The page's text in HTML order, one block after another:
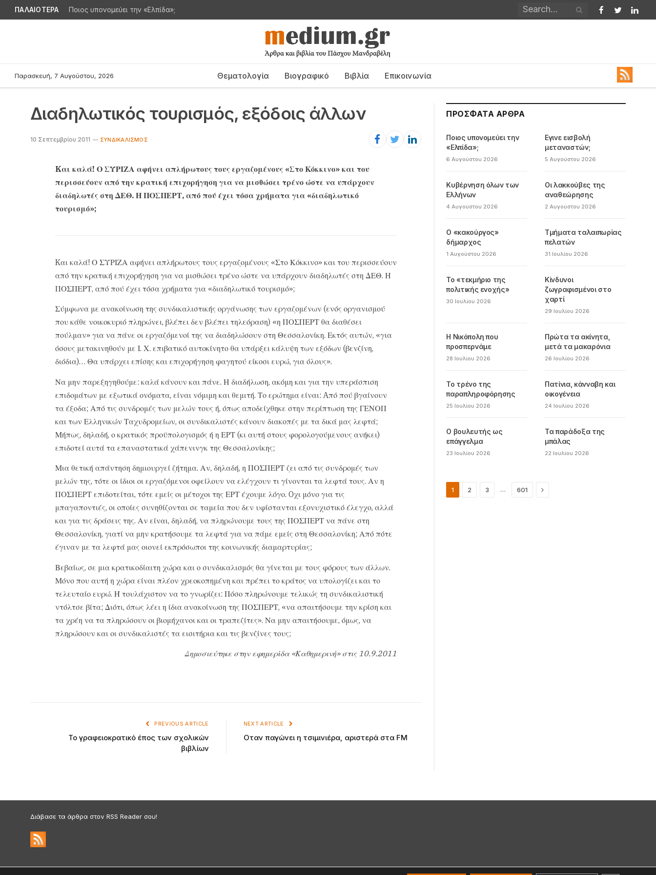
ΠΑΛΑΙΟΤΕΡΑ Ποιος υπονομεύει την «Ελπίδα»;
Facebook
Twitter
Παρασκευή, 7 Αυγούστου, 2026 Θεματολογία Βιογραφικό Βιβλία Επικοινωνία
Διαδηλωτικός τουρισμός, εξόδοις άλλων
10 Σεπτεμβρίου 2011 ΣΥΝΔΙΚΑΛΙΣΜΌΣ
Kαι καλά! Ο ΣΥΡΙΖΑ αφήνει απλήρωτους τους εργαζομένους «Στο Κόκκινο» και του
περισσεύουν από την κρατική επιχορήγηση για να μισθώσει τρένο ώστε να υπάρχουν
διαδηλωτές στη ΔΕΘ. Η ΠΟΣΠΕΡΤ, από πού έχει τόσα χρήματα για «διαδηλωτικό
τουρισμό»;
Kαι καλά! Ο ΣΥΡΙΖΑ αφήνει απλήρωτους τους εργαζομένους «Στο Κόκκινο» και του περισσεύουν
από την κρατική επιχορήγηση για να μισθώσει τρένο ώστε να υπάρχουν διαδηλωτές στη ΔΕΘ. Η
ΠΟΣΠΕΡΤ, από πού έχει τόσα χρήματα για «διαδηλωτικό τουρισμό»;
Σύμφωνα με ανακοίνωση της συνδικαλιστικής οργάνωσης των εργαζομένων (ενός οργανισμού
που κάθε νοικοκυριό πληρώνει, βλέπει δεν βλέπει τηλεόραση) «η ΠΟΣΠΕΡΤ θα διαθέσει
πούλμαν» για να πάνε οι εργαζόμενοί της να διαδηλώσουν στη Θεσσαλονίκη. Εκτός αυτών, «για
όσους μετακινηθούν με Ι. Χ. επιβατικό αυτοκίνητο θα υπάρξει κάλυψη των εξόδων (βενζίνη,
διόδια)… Θα υπάρχει επίσης και επιχορήγηση φαγητού είκοσι ευρώ, για όλους».
Να μην παρεξηγηθούμε: καλά κάνουν και πάνε. Η διαδήλωση, ακόμη και για την υπεράσπιση
επιδομάτων με εξωτικά ονόματα, είναι νόμιμη και θεμιτή. Το ερώτημα είναι: Aπό πού βγαίνουν
τα έξοδα; Από τις συνδρομές των μελών τους ή, όπως αποδείχθηκε στην περίπτωση της ΓΕΝΟΠ
και των Ελληνικών Ταχυδρομείων, οι συνδικαλιστές κάνουν διακοπές με τα δικά μας λεφτά;
Μήπως, δηλαδή, ο κρατικός προϋπολογισμός ή η ΕΡΤ (κι αυτή στους φορολογούμενους ανήκει)
επιδοτεί αυτά τα επαναστατικά χάπενινγκ της Θεσσαλονίκης;
Μια θετική απάντηση δημιουργεί ζήτημα. Αν, δηλαδή, η ΠΟΣΠΕΡΤ ζει από τις συνδρομές των
μελών της, τότε οι ίδιοι οι εργαζόμενοι οφείλουν να ελέγχουν τι γίνονται τα λεφτά τους. Αν η
ΠΟΣΠΕΡΤ επιδοτείται, τότε εμείς οι μέτοχοι της ΕΡΤ έχουμε λόγο. Oχι μόνο για τις
μπαγαποντιές, οι οποίες συνηθίζονται σε ταμεία που δεν υφίστανται εξονυχιστικό έλεγχο, αλλά
και για τις δράσεις της. Αν είναι, δηλαδή, να πληρώνουμε τους της ΠΟΣΠΕΡΤ να πάνε στη
Θεσσαλονίκη, γιατί να μην κρατήσουμε τα λεφτά για να πάμε εμείς στη Θεσσαλονίκη; Από πότε
έγιναν με τα λεφτά μας οιονεί εκπρόσωποι της κοινωνικής διαμαρτυρίας;
Βεβαίως, σε μια κρατικοδίαιτη χώρα και ο συνδικαλισμός θα γίνεται με τους φόρους των άλλων.
Μόνο που αυτή η χώρα είναι πλέον χρεοκοπημένη και πρέπει το κράτος να υπολογίζει και το
τελευταίο ευρώ. Ή τουλάχιστον να το γνωρίζει: Πόσο πληρώνουμε τελικώς τη συνδικαλιστική
ντόλτσε βίτα; Διότι, όπως λέει η ίδια ανακοίνωση της ΠΟΣΠΕΡΤ, «να απαιτήσουμε την κρίση και
τα χρέη να τα πληρώσουν οι βιομήχανοι και οι τραπεζίτες». Να μην απαιτήσουμε, όμως, να
πληρώσουν και οι συνδικαλιστές τα εισιτήρια και τις βενζίνες τους;
Δημοσιεύτηκε στην εφημερίδα «Καθημερινή» στις 10.9.2011
PREVIOUS ARTICLE
Το γραφειοκρατικό έπος των σχολικών
βιβλίων
NEXT ARTICLE
Οταν παγώνει η τσιμινιέρα, αριστερά στα FM
ΠΡΌΣΦΑΤΑ ΆΡΘΡΑ
Ποιος υπονομεύει την
«Ελπίδα»;
6 Αυγούστου 2026
Εγινε εισβολή
μεταναστών;
5 Αυγούστου 2026
Κυβέρνηση όλων των
Ελλήνων
4 Αυγούστου 2026
Οι λακκούβες της
αναθεώρησης
2 Αυγούστου 2026
Ο «κακούργος»
δήμαρχος
1 Αυγούστου 2026
Τμήματα ταλαιπωρίας
πελατών
31 Ιουλίου 2026
Το «τεκμήριο της
πολιτικής ενοχής»
30 Ιουλίου 2026
Κίνδυνοι
ζωγραφισμένοι στο
χαρτί
29 Ιουλίου 2026
Η Νικόπολη που
προσπερνάμε
28 Ιουλίου 2026
Πρώτα τα ακίνητα,
μετά τα μακαρόνια
26 Ιουλίου 2026
Το τρένο της
παραπληροφόρησης
25 Ιουλίου 2026
Πατίνια, κάνναβη και
οικογένεια
24 Ιουλίου 2026
Ο βουλευτής ως
επάγγελμα
23 Ιουλίου 2026
Τα παράδοξα της
μπάλας
22 Ιουλίου 2026
1 2 3 … 601 Next
Διάβασε τα άρθρα στον RSS Reader σου!